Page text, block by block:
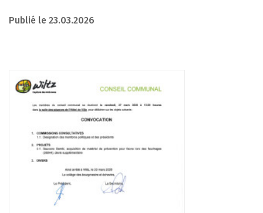
Publié le 23.03.2026